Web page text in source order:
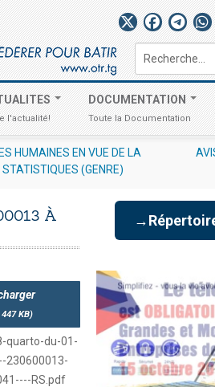
Rechercher
l'actualité!
DOCUMENTATION
Toute la Documentation
N° 012/2026/OTR/CG/CDDI
(GENRE)
À
447 KB)
quarto-du-01-
230600013-
RS.pdf